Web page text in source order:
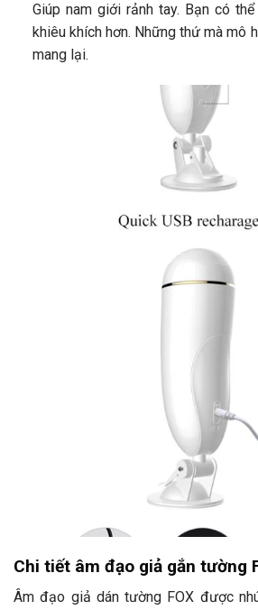
Giúp nam giới rảnh tay. Bạn có
khiêu khích hơn. Những thứ mà mô
mang lại.
Chi tiết âm đạo giả gắn tường
Âm đạo giả dán tường FOX được